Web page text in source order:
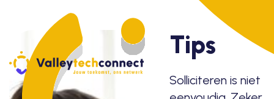
Tips
Solliciteren is niet